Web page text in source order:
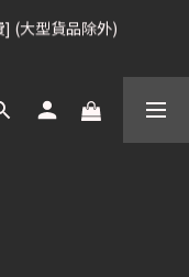
(大型貨品除外)
] (大型貨品除外)
頭盔 , 85折
(大型貨品除外)